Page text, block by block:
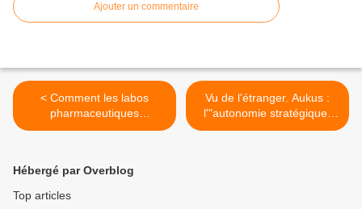
Ajouter un commentaire
< Comment les labos
pharmaceutiques
s'arrangent pour entraver
Vu de l'étranger. Aukus :
l'"autonomie stratégique"
européenne est-elle
Hébergé par Overblog
Top articles